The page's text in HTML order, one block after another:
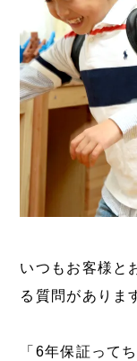
いつもお客様と
る質問がありま
「6年保証って